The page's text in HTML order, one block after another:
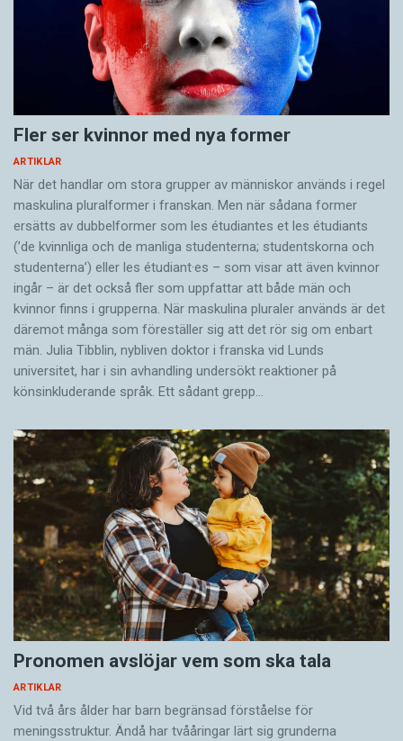
Fler ser kvinnor med nya former
ARTIKLAR
När det handlar om stora grupper av människor används i regel
maskulina pluralformer i franskan. Men när sådana ­former
ersätts av dubbel­former som les étudiantes et les étudiants
(’de kvinnliga och de manliga studenterna; studentskorna och
studenterna’) eller les étudiant·es – som visar att även kvinnor
ingår – är det också fler som uppfattar att både män och
kvinnor finns i grupperna. När maskulina pluraler används är det
där­emot många som föreställer sig att det rör sig om enbart
män. Julia Tibblin, nybliven doktor i franska vid Lunds
universitet, har i sin avhandling undersökt reaktioner på
könsinkluderande språk. Ett sådant grepp…
Pronomen avslöjar vem som ska tala
ARTIKLAR
Vid två års ålder har barn begränsad förståelse för
meningsstruktur. Ändå har tvååringar lärt sig grunderna